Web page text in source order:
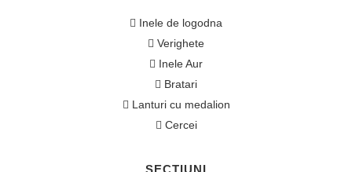
Inele de logodna
Verighete
Inele Aur
Bratari
Lanturi cu medalion
Cercei